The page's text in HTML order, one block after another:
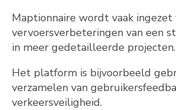
Maptionnaire wordt vaak
vervoersverbeteringen van een
in meer gedetailleerde projecten.
Het platform is bijvoorbeeld
verzamelen van
verkeersveiligheid.